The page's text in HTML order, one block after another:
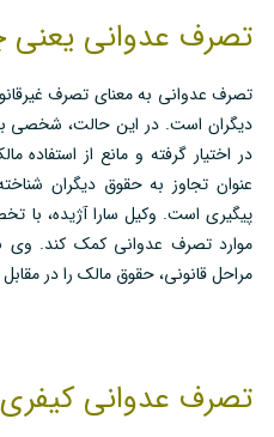
تصرف عدوانی یعنی
تصرف عدوانی به معنای تصرف
دیگران است. در این حالت، شخصی
در اختیار گرفته و مانع از
عنوان تجاوز به حقوق دیگران
پیگیری است. وکیل سارا آژیده، با
موارد تصرف عدوانی کمک کند. وی
مراحل قانونی، حقوق مالک را در
تصرف عدوانی کیفری